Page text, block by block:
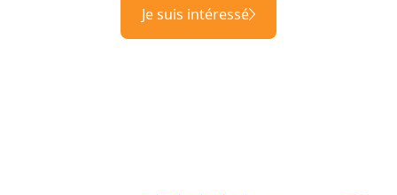
Je suis intéressé